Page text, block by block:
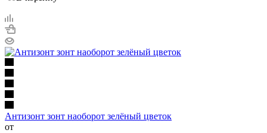
Антизонт зонт наоборот зелёный цветок
от